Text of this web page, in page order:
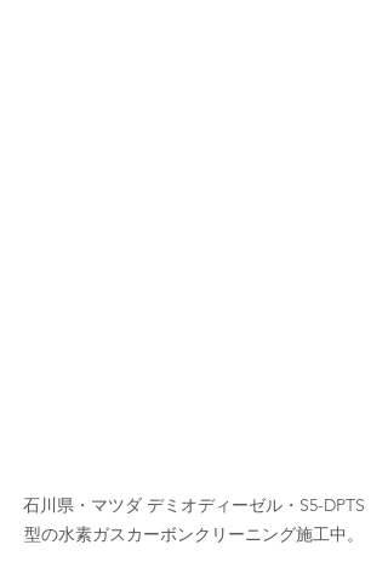
石川県・マツダ デミオディーゼル・S5-DPTS
型の水素ガスカーボンクリーニング施工中。